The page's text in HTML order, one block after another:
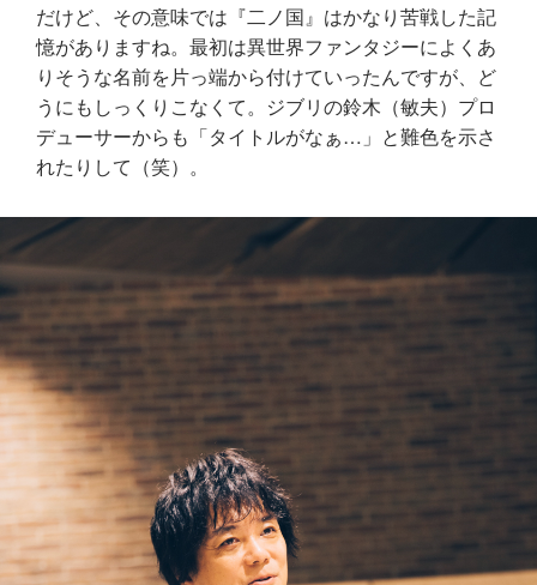
だけど、その意味では『二ノ国』はかなり苦戦した記
憶がありますね。最初は異世界ファンタジーによくあ
りそうな名前を片っ端から付けていったんですが、ど
うにもしっくりこなくて。ジブリの鈴木（敏夫）プロ
デューサーからも「タイトルがなぁ…」と難色を示さ
れたりして（笑）。